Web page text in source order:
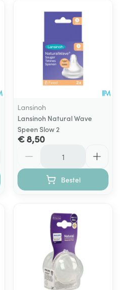
Lansinoh
Lansinoh Natural Wave
Speen Slow 2
€ 8,50
Bestel